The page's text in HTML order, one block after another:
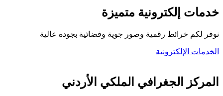
خدمات إلكترونية متميزة
نوفر لكم خرائط رقمية وصور جوية وفضائية بجودة عالية
الخدمات الإلكترونية
المركز الجغرافي الملكي الأردني